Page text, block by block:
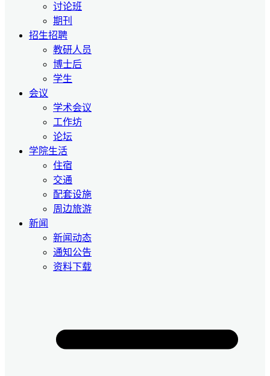
讨论班
期刊
招生招聘
教研人员
博士后
学生
会议
学术会议
工作坊
论坛
学院生活
住宿
交通
配套设施
周边旅游
新闻
新闻动态
通知公告
资料下载